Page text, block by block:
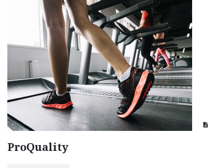
ProQuality